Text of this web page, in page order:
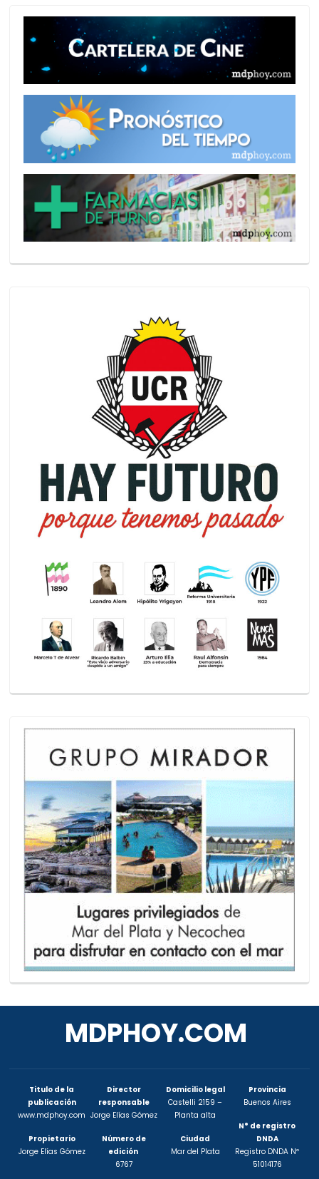
MDPHOY.COM
Titulo de la
publicación
www.mdphoy.com
Propietario
Jorge Elías Gómez
Director
responsable
Jorge Elías Gómez
Número de
edición
6767
Domicilio legal
Castelli 2159 –
Planta alta
Ciudad
Mar del Plata
Provincia
Buenos Aires
N° de registro
DNDA
Registro DNDA Nº
51014176